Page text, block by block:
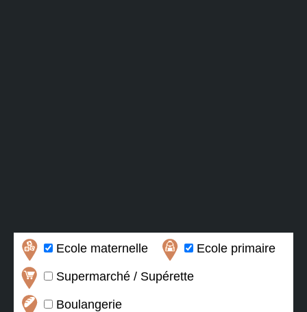
Ecole maternelle Ecole primaire
Supermarché / Supérette
Boulangerie